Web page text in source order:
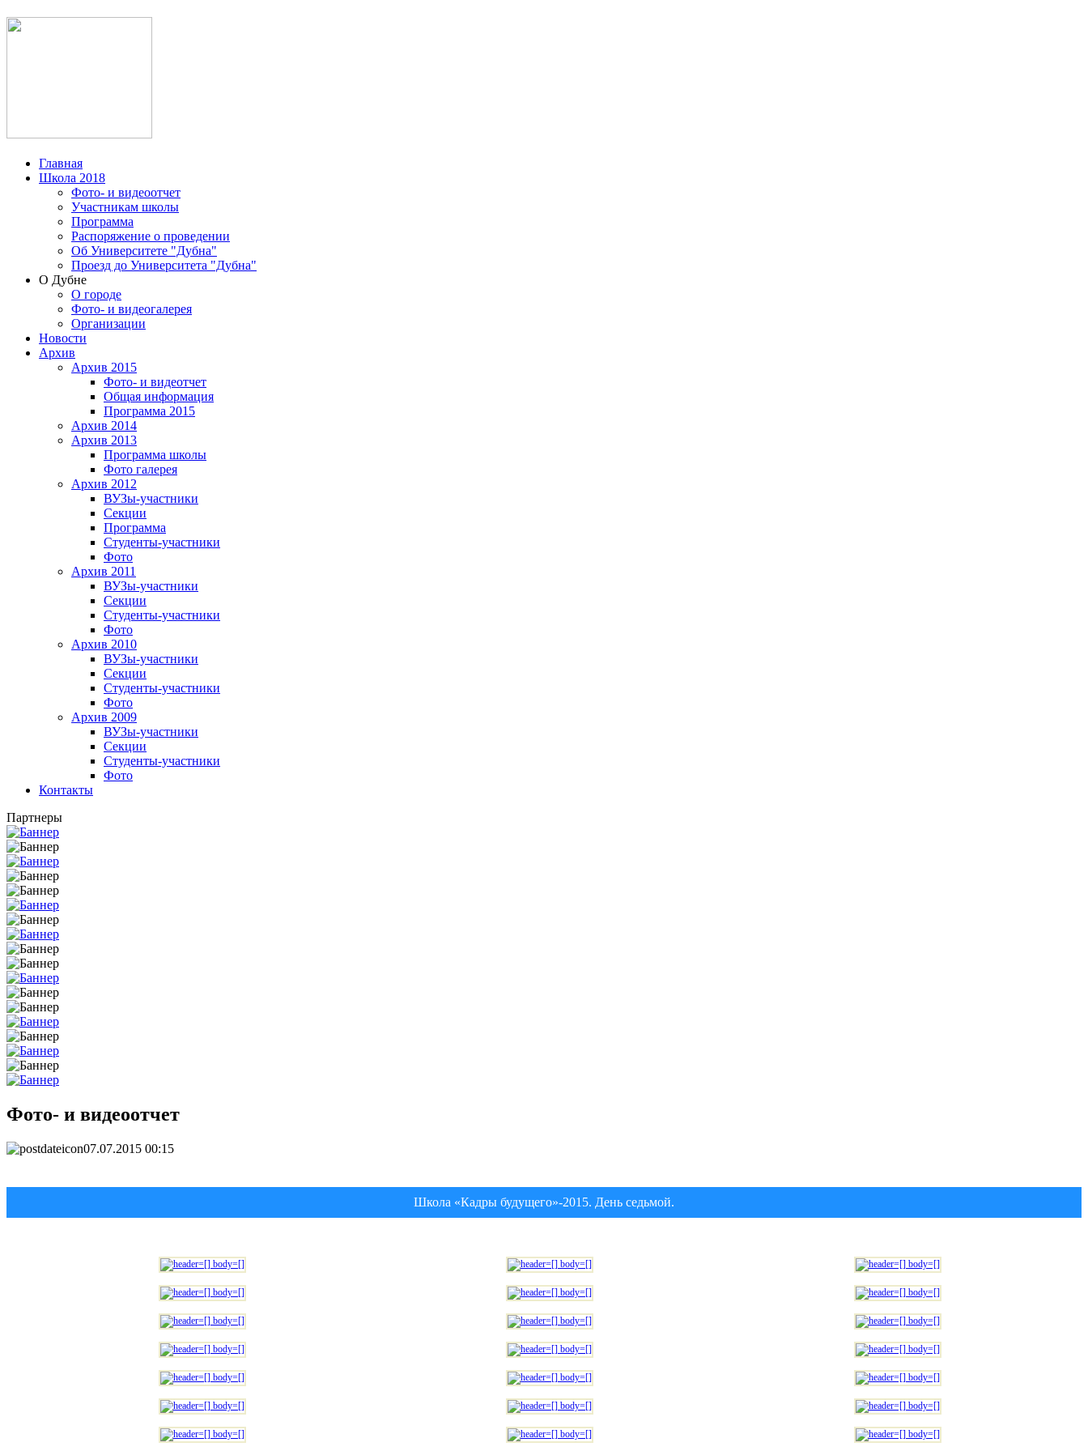
Главная
Школа 2018
Фото- и видеоотчет
Участникам школы
Программа
Распоряжение о проведении
Об Университете "Дубна"
Проезд до Университета "Дубна"
О Дубне
О городе
Фото- и видеогалерея
Организации
Новости
Архив
Архив 2015
Фото- и видеотчет
Общая информация
Программа 2015
Архив 2014
Архив 2013
Программа школы
Фото галерея
Архив 2012
ВУЗы-участники
Секции
Программа
Студенты-участники
Фото
Архив 2011
ВУЗы-участники
Секции
Студенты-участники
Фото
Архив 2010
ВУЗы-участники
Секции
Студенты-участники
Фото
Архив 2009
ВУЗы-участники
Секции
Студенты-участники
Фото
Контакты
Партнеры
Фото- и видеоотчет
07.07.2015 00:15
Школа «Кадры будущего»-2015. День седьмой.